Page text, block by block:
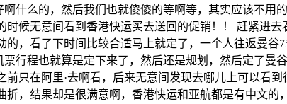
什么的，然后我们也就傻傻的等啊等，其实应该不用
候无意间看到香港快运买去送回的促销！！ 赶紧进
，看了下时间比较合适马上就定了，一个人往返曼
行程也就算是定下来了，然后还是规划，然后定了
只在阿里·去啊看，后来无意间发现去哪儿上可以看
，结果却是很满意啊，香港快运和亚航都是有中文的